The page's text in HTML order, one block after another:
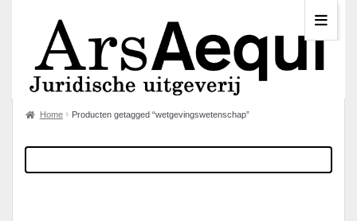
Home Producten getagged “wetgevingswetenschap”